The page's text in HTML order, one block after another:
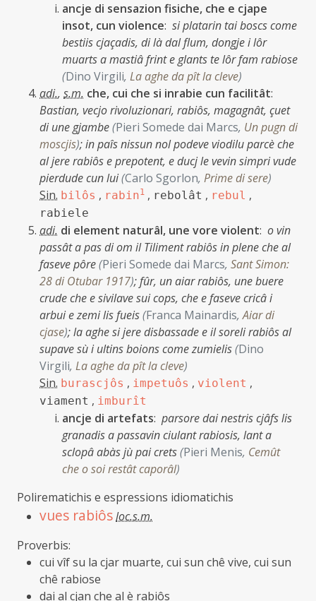
ancje di sensazion fisiche, che e cjape
insot, cun violence: si platarin tai boscs come
bestiis cjaçadis, di là dal flum, dongje i lôr
muarts a mastiâ frint e glants te lôr fam rabiose
(Dino Virgili, La aghe da pît la cleve)
adi., s.m. che, cui che si inrabie cun facilitât:
Bastian, vecjo rivoluzionari, rabiôs, magagnât, çuet
di une gjambe(Pieri Somede dai Marcs, Un pugn di
moscjis);in paîs nissun nol podeve viodilu parcè che
al jere rabiôs e prepotent, e ducj le vevin simpri vude
pierdude cun lui(Carlo Sgorlon, Prime di sere)
Sin. bilôs , rabin1 , rebolât , rebul ,
rabiele
adi. di element naturâl, une vore violent: o vin
passât a pas di om il Tiliment rabiôs in plene che al
faseve pôre(Pieri Somede dai Marcs, Sant Simon:
28 di Otubar 1917);fûr, un aiar rabiôs, une buere
crude che e sivilave sui cops, che e faseve cricâ i
arbui e zemi lis fueis(Franca Mainardis,Aiar di
cjase);la aghe si jere disbassade e il soreli rabiôs al
supave sù i ultins boions come zumielis(Dino
Virgili, La aghe da pît la cleve)
Sin. burascjôs , impetuôs , violent ,
viament , imburît
ancje di artefats: parsore dai nestris cjâfs lis
granadis a passavin ciulant rabiosis, lant a
sclopâ abàs jù pai crets(Pieri Menis, Cemût
che o soi restât caporâl)
Polirematichis e espressions idiomatichis
vues rabiôsloc.s.m.
Proverbis:
cui vîf su la cjar muarte, cui sun chê vive, cui sun
chê rabiose
dai al cjan che al è rabiôs